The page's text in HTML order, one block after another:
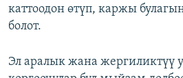
каттоодон өтүп, каржы
болот.
Эл аралык жана жергиликтүү